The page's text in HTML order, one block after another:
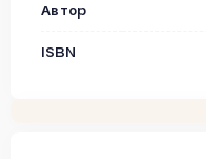
Автор
ISBN